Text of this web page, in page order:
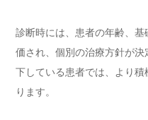
診断時には、患者の年齢、
価され、個別の治療方針が
下している患者では、より
ります。